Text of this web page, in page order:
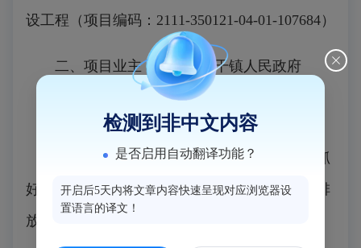
设工程（项目编码：2111-350121-04-01-107684）
二、项目业主：闽侯县尚干镇人民政府
三、建设地点：闽侯县尚干镇
四、项目建设必要性：为改善人居环境、抓
好抓实生活污水治理，加快推进生活污水达标排
放，建设该项目是必要的。
检测到非中文内容
是否启用自动翻译功能？
开启后5天内将文章内容快速呈现对应浏览器设
置语言的译文！